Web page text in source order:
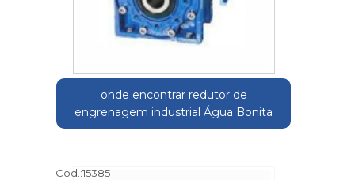
onde encontrar redutor de
engrenagem industrial Água Bonita
Cod.:15385